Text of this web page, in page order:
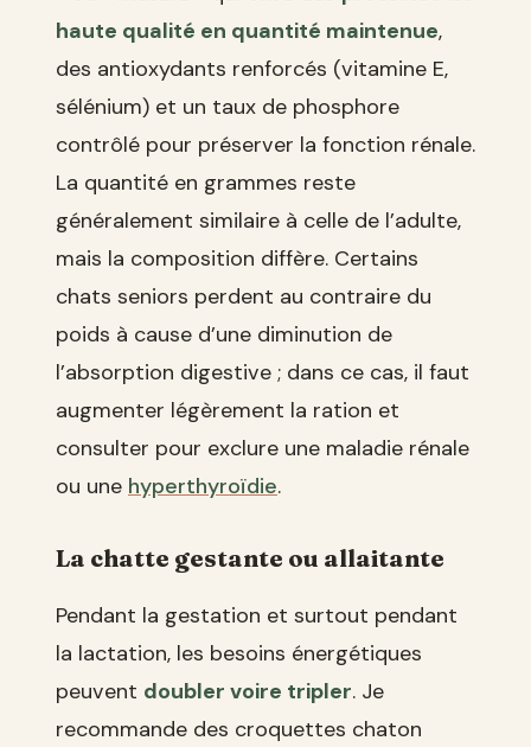
haute qualité en quantité maintenue,
des antioxydants renforcés (vitamine E,
sélénium) et un taux de phosphore
contrôlé pour préserver la fonction rénale.
La quantité en grammes reste
généralement similaire à celle de l’adulte,
mais la composition diffère. Certains
chats seniors perdent au contraire du
poids à cause d’une diminution de
l’absorption digestive ; dans ce cas, il faut
augmenter légèrement la ration et
consulter pour exclure une maladie rénale
ou une hyperthyroïdie.
La chatte gestante ou allaitante
Pendant la gestation et surtout pendant
la lactation, les besoins énergétiques
peuvent doubler voire tripler. Je
recommande des croquettes chaton